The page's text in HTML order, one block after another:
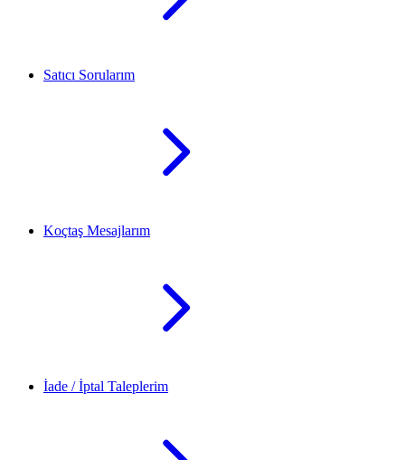
Satıcı Sorularım
Koçtaş Mesajlarım
İade / İptal Taleplerim